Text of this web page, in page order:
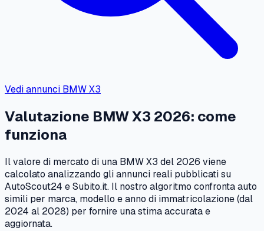
Vedi annunci BMWX3
Valutazione BMWX3 2026: come
funziona
Il valore di mercato di una BMWX3 del 2026 viene
calcolato analizzando gli annunci reali pubblicati su
AutoScout24 e Subito.it. Il nostro algoritmo confronta auto
simili per marca, modello e anno di immatricolazione (dal
2024 al 2028) per fornire una stima accurata e
aggiornata.